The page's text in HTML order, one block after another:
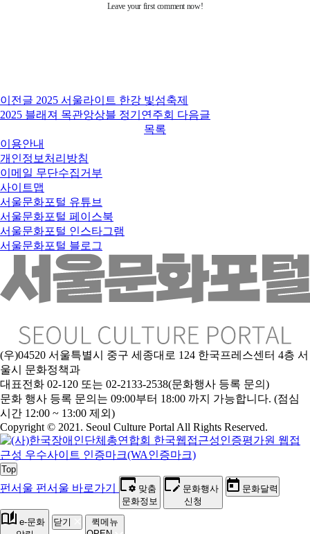
이전글 2025 서울라이트 한강 빛섬축제
2025 블래져 목관앙상블 정기연주회 다음글
목록
이용안내
개인정보처리방침
이메일 무단수집거부
사이트맵
서울문화포털 유튜브
서울문화포털 페이스북
서울문화포털 인스타그램
서울문화포털 블로그
(우)04520 서울특별시 중구 세종대로 124 한국프레스센터 4층 서
울시 문화정책과
대표전화 02-120 또는 02-2133-2538(문화행사 등록 문의)
문화 행사 등록 문의는 09:00부터 18:00 까지 가능합니다. (점심
시간 12:00 ~ 13:00 제외)
Copyright © 2021. Seoul Culture Portal All Rights Reserved.
Top
펀서울 펀서울 바로가기
맞춤
문화정보
문화행사
신청
문화달력
e-문화
닫기
퀵메뉴